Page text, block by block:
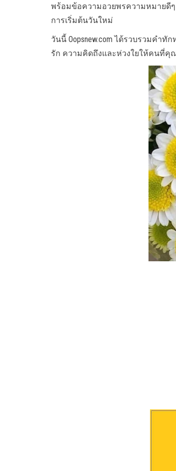
พร้อมข้อความอวยพรความหมายดี
การเริ่มต้นวันใหม่
วันนี้ Oopsnew.com ได้รวบรวมคำ
รัก ความคิดถึงและห่วงใยให้คนที่คุ